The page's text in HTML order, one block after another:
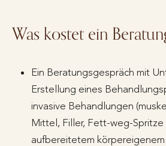
Was kostet ein
Ein Beratungsgespräch mit
Erstellung eines
invasive Behandlungen
Mittel, Filler, Fett-weg-
aufbereitetem